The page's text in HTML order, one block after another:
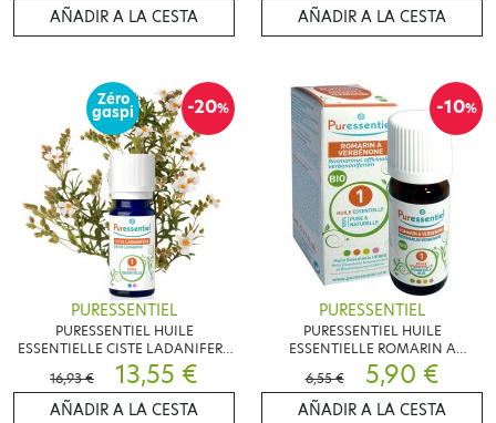
AÑADIR A LA CESTA AÑADIR A LA CESTA
-20%
Zéro
gaspi
PURESSENTIEL
PURESSENTIEL HUILE
ESSENTIELLE CISTE LADANIFERE
BIO 5ML
16,93 € 13,55 €
AÑADIR A LA CESTA
-10%
PURESSENTIEL
PURESSENTIEL HUILE
ESSENTIELLE ROMARIN A
VERBENONE BIO 5ML
6,55 € 5,90 €
AÑADIR A LA CESTA